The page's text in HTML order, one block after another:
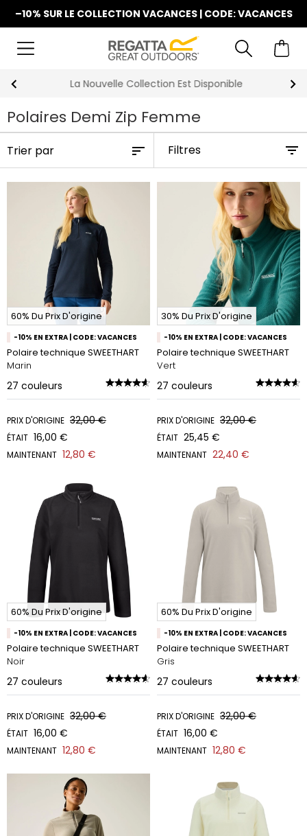
–10% SUR LE COLLECTION VACANCES | CODE: VACANCES
La Nouvelle Collection Est Disponible
Polaires Demi Zip Femme
Filtres
60% Du Prix D'origine
-10% EN EXTRA | CODE: VACANCES
Polaire technique SWEETHART
Marin
27 couleurs
PRIX D'ORIGINE 32,00 €
ÉTAIT 16,00 €
MAINTENANT 12,80 €
30% Du Prix D'origine
-10% EN EXTRA | CODE: VACANCES
Polaire technique SWEETHART
Vert
27 couleurs
PRIX D'ORIGINE 32,00 €
ÉTAIT 25,45 €
MAINTENANT 22,40 €
60% Du Prix D'origine
-10% EN EXTRA | CODE: VACANCES
Polaire technique SWEETHART
Noir
27 couleurs
PRIX D'ORIGINE 32,00 €
ÉTAIT 16,00 €
MAINTENANT 12,80 €
60% Du Prix D'origine
-10% EN EXTRA | CODE: VACANCES
Polaire technique SWEETHART
Gris
27 couleurs
PRIX D'ORIGINE 32,00 €
ÉTAIT 16,00 €
MAINTENANT 12,80 €